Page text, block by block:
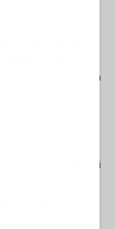
già in Siria,
aveva finito di
di uno dei tanti
subito
faccia a faccia
a quello di
per uno sbocco
per una porta
con una precipitosa
maggiore di
sopravvive